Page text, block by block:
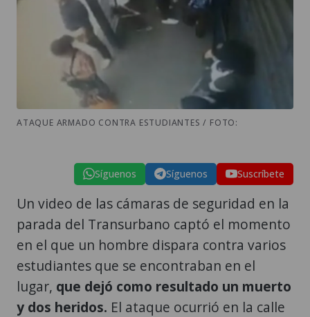
ATAQUE ARMADO CONTRA ESTUDIANTES / FOTO:
Síguenos Síguenos Suscríbete
Un video de las cámaras de seguridad en la
parada del Transurbano captó el momento
en el que un hombre dispara contra varios
estudiantes que se encontraban en el
lugar, que dejó como resultado un muerto
y dos heridos. El ataque ocurrió en la calle